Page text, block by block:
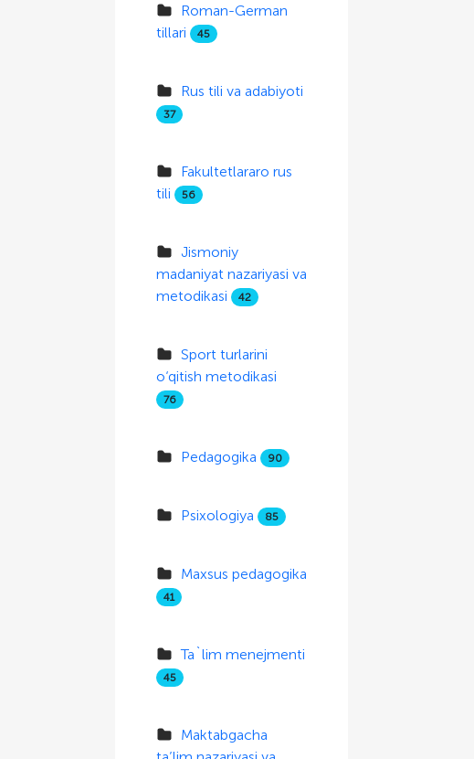
Roman-German
tillari
45
Rus tili va adabiyoti
37
Fakultetlararo rus
tili
56
Jismoniy
madaniyat nazariyasi va
metodikasi
42
Sport turlarini
o‘qitish metodikasi
76
Pedagogika 90
Psixologiya 85
Maxsus pedagogika
41
Ta`lim menejmenti
45
Maktabgacha